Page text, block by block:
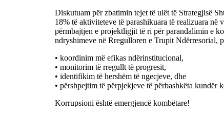
Diskutuam për zbatimin tejet të ulët të Strategjisë
18% të aktiviteteve të parashikuara të realizuara në
përmbajtjen e projektligjit të ri për parandalimin e
ndryshimeve në Rregulloren e Trupit Ndërresorial,
• koordinim më efikas ndërinstitucional,
• monitorim të rregullt të progresit,
• identifikim të hershëm të ngecjeve, dhe
• përshpejtim të përpjekjeve të përbashkëta kundër
Korrupsioni është emergjencë kombëtare!